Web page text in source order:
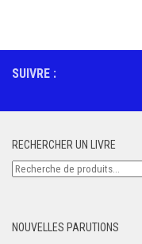
SUIVRE :
RECHERCHER UN LIVRE
Recherche
NOUVELLES PARUTIONS